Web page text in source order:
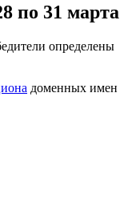
по 31 марта
определены
доменных имен